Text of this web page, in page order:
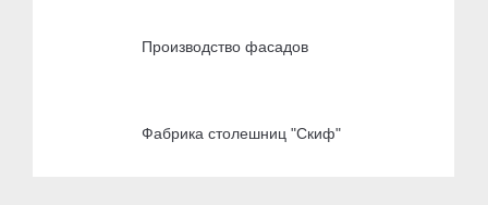
Производство фасадов
Фабрика столешниц "Скиф"